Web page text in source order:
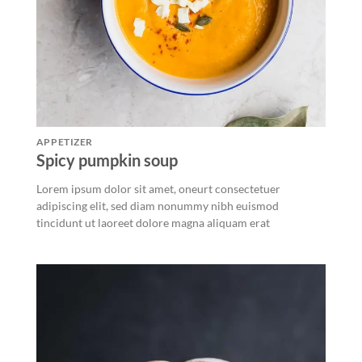
APPETIZER
Spicy pumpkin soup
Lorem ipsum dolor sit amet, oneurt consectetuer
adipiscing elit, sed diam nonummy nibh euismod
tincidunt ut laoreet dolore magna aliquam erat